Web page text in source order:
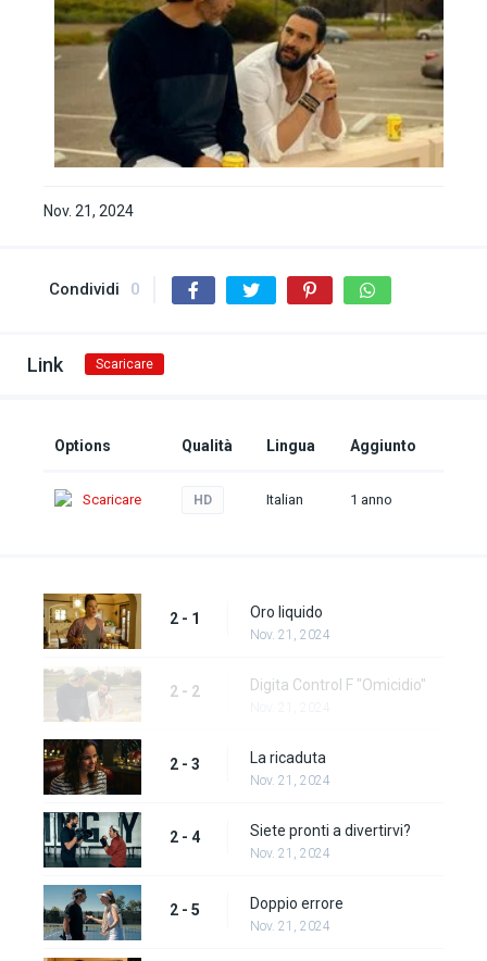
Nov. 21, 2024
Condividi 0
Link Scaricare
Options Qualità Lingua Aggiunto
Scaricare HD Italian 1 anno
2 - 1 Oro liquido
Nov. 21, 2024
2 - 2 Digita Control F "Omicidio"
2 - 3 La ricaduta
Nov. 21, 2024
2 - 4 Siete pronti a divertirvi?
Nov. 21, 2024
2 - 5 Doppio errore
Nov. 21, 2024